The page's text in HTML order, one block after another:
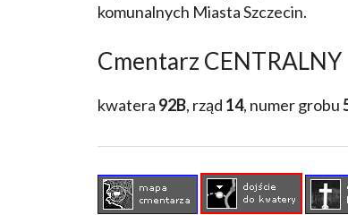
komunalnych Miasta Szczecin.
Cmentarz CENTRALNY
kwatera 92B, rząd 14, numer grobu